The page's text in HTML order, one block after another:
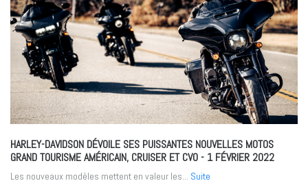
HARLEY-DAVIDSON DÉVOILE SES PUISSANTES NOUVELLES MOTOS
GRAND TOURISME AMÉRICAIN, CRUISER ET CVO- 1 FÉVRIER 2022
Les nouveaux modèles mettent en valeur les... Suite